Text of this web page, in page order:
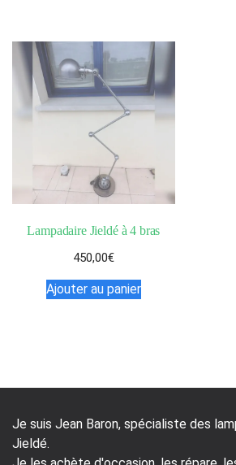
Lampadaire Jieldé à 4 bras
450,00€
Ajouter au panier
Je suis Jean Baron, spécialiste des
Jieldé.